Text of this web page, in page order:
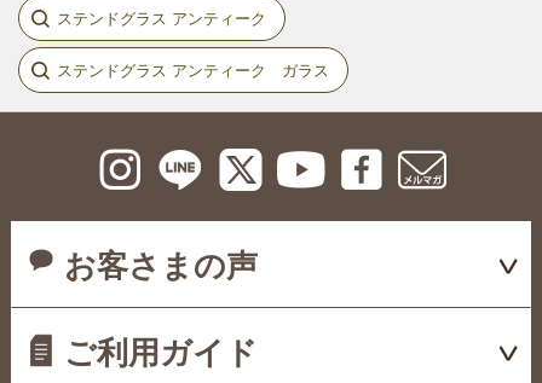
ステンドグラス アンティーク
ステンドグラス アンティーク ガラス
お客さまの声
ご利用ガイド